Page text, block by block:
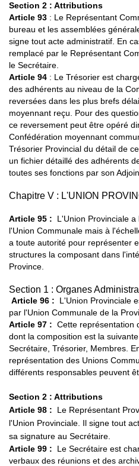
Section 2 : Attributions
Article 93 : Le Représentant
bureau et les assemblées
signe tout acte administratif. En
remplacé par le Représentant
le Secrétaire.
Article 94 : Le Trésorier est
des adhérents au niveau de la
reversées dans les plus brefs
moyennant reçu. Pour des
ce reversement peut être opéré
Confédération moyennant
Trésorier Provincial du détail de
un fichier détaillé des adhérents
toutes ses fonctions par son
Chapitre V : L'UNION
Article 95 : L'Union Provinciale
l'Union Communale mais à
a toute autorité pour représenter
structures la composant dans
Province.
Section 1 : Organes
Article 96 : L'Union Provinciale
par l'Union Communale de la
Article 97 : Cette représentation
dont la composition est la
Secrétaire, Trésorier, Membres.
représentation des Unions
différents responsables peuvent
Section 2 : Attributions
Article 98 : Le Représentant
l'Union Provinciale. Il signe tout
sa signature au Secrétaire.
Article 99 : Le Secrétaire est
verbaux des réunions et des